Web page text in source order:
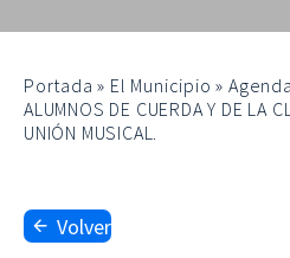
Portada » El Municipio »Agenda
ALUMNOS DE CUERDA Y DE LA
UNIÓN MUSICAL.
Volver